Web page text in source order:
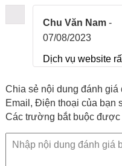
Chu Văn Nam-
07/08/2023
Dịch vụ website
Chia sẻ nội dung đánh giá
Email, Điện thoại của bạn
Các trường bắt buộc được